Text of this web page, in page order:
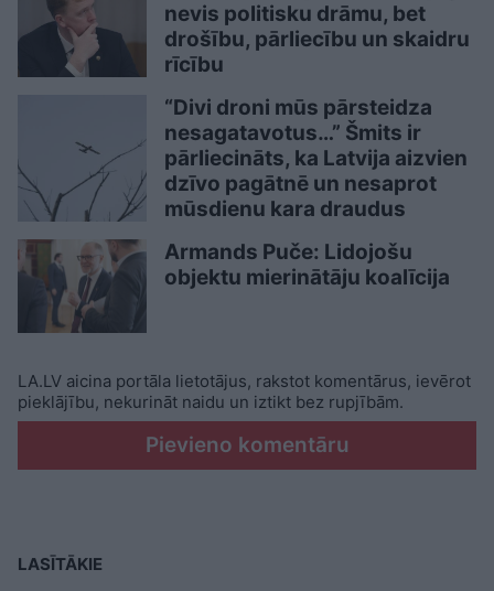
nevis politisku drāmu, bet
drošību, pārliecību un skaidru
rīcību
“Divi droni mūs pārsteidza
nesagatavotus…” Šmits ir
pārliecināts, ka Latvija aizvien
dzīvo pagātnē un nesaprot
mūsdienu kara draudus
Armands Puče: Lidojošu
objektu mierinātāju koalīcija
LA.LV aicina portāla lietotājus, rakstot komentārus, ievērot
pieklājību, nekurināt naidu un iztikt bez rupjībām.
Pievieno komentāru
LASĪTĀKIE